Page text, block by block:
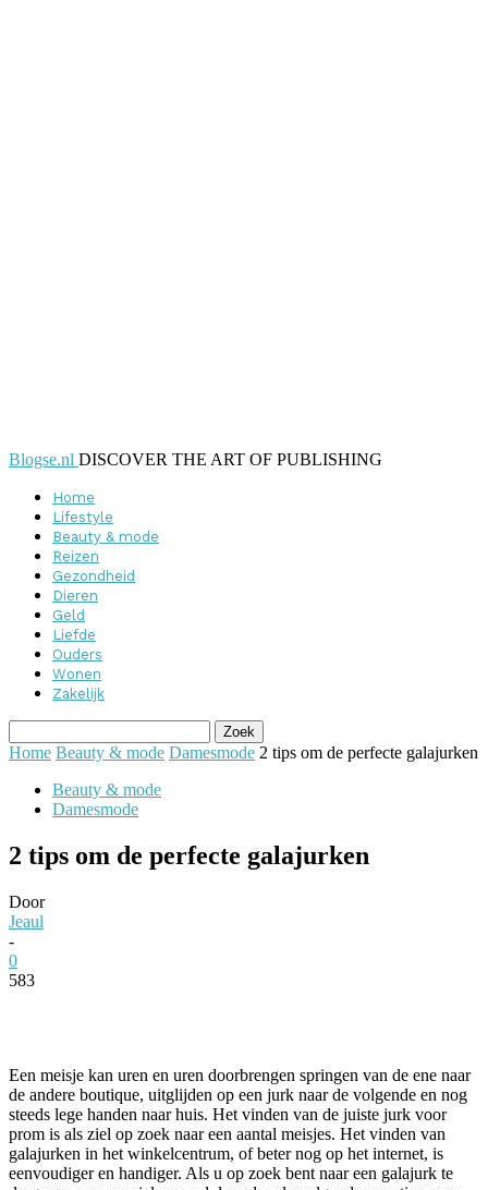
Blogse.nl DISCOVER THE ART OF PUBLISHING
Home
Lifestyle
Beauty & mode
Reizen
Gezondheid
Dieren
Geld
Liefde
Ouders
Wonen
Zakelijk
Home Beauty & mode Damesmode 2 tips om de perfecte galajurken
Beauty & mode
Damesmode
2 tips om de perfecte galajurken
Door
Jeaul
-
0
583
Een meisje kan uren en uren doorbrengen springen van de ene naar
de andere boutique, uitglijden op een jurk naar de volgende en nog
steeds lege handen naar huis. Het vinden van de juiste jurk voor
prom is als ziel op zoek naar een aantal meisjes. Het vinden van
galajurken in het winkelcentrum, of beter nog op het internet, is
eenvoudiger en handiger. Als u op zoek bent naar een galajurk te